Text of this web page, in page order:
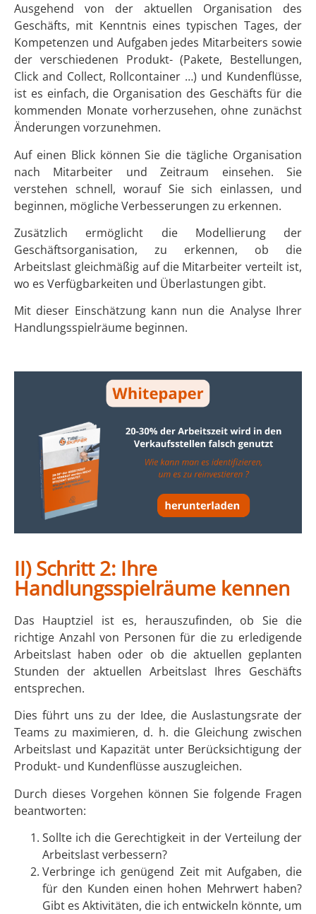
Ausgehend von der aktuellen Organisation des
Geschäfts, mit Kenntnis eines typischen Tages, der
Kompetenzen und Aufgaben jedes Mitarbeiters sowie
der verschiedenen Produkt- (Pakete, Bestellungen,
Click and Collect, Rollcontainer …) und Kundenflüsse,
ist es einfach, die Organisation des Geschäfts für die
kommenden Monate vorherzusehen, ohne zunächst
Änderungen vorzunehmen.
Auf einen Blick können Sie die tägliche Organisation
nach Mitarbeiter und Zeitraum einsehen. Sie
verstehen schnell, worauf Sie sich einlassen, und
beginnen, mögliche Verbesserungen zu erkennen.
Zusätzlich ermöglicht die Modellierung der
Geschäftsorganisation, zu erkennen, ob die
Arbeitslast gleichmäßig auf die Mitarbeiter verteilt ist,
wo es Verfügbarkeiten und Überlastungen gibt.
Mit dieser Einschätzung kann nun die Analyse Ihrer
Handlungsspielräume beginnen.
II) Schritt 2: Ihre
Handlungsspielräume kennen
Das Hauptziel ist es, herauszufinden, ob Sie die
richtige Anzahl von Personen für die zu erledigende
Arbeitslast haben oder ob die aktuellen geplanten
Stunden der aktuellen Arbeitslast Ihres Geschäfts
entsprechen.
Dies führt uns zu der Idee, die Auslastungsrate der
Teams zu maximieren, d. h. die Gleichung zwischen
Arbeitslast und Kapazität unter Berücksichtigung der
Produkt- und Kundenflüsse auszugleichen.
Durch dieses Vorgehen können Sie folgende Fragen
beantworten:
Sollte ich die Gerechtigkeit in der Verteilung der
Arbeitslast verbessern?
Verbringe ich genügend Zeit mit Aufgaben, die
für den Kunden einen hohen Mehrwert haben?
Gibt es Aktivitäten, die ich entwickeln könnte, um